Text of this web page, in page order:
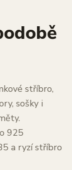
stříbro,
sošky i
925
a ryzí stříbro